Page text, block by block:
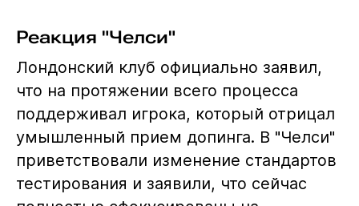
Реакция "Челси"
Лондонский клуб официально заявил,
что на протяжении всего процесса
поддерживал игрока, который отрицал
умышленный прием допинга. В "Челси"
приветствовали изменение стандартов
тестирования и заявили, что сейчас